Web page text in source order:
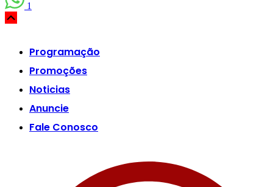
1
Programação
Promoções
Noticias
Anuncie
Fale Conosco